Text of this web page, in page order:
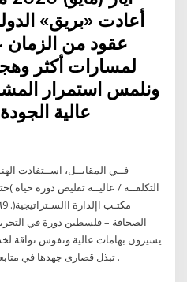
أعادت «بريق»
عقود من الزمان
لمسارات أكثر
ونلمس استمرار
عالية
فــي المقابــل، اســتفادت
التكلفــة / عاليــة تقليص دورة حياة
يسيرون بهامات عالية ونفوس تواقة
. تبذل قصارى جهدها في